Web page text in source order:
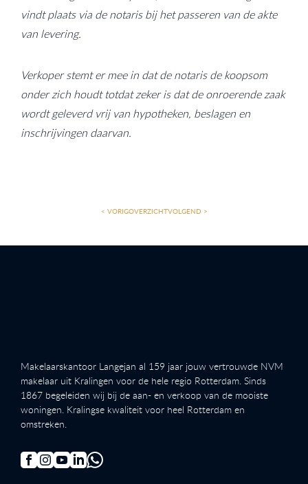
vindt plaats via de notaris bij het passeren van de akte
van levering.
Verkoper stemt er mee in dat de notaris de koopsom
onder zich houdt totdat zeker is dat de onroerende zaak
wordt geleverd vrij van hypotheken, beslagen en
inschrijvingen daarvan.
< VORIGOVERZICHTVOLGEND >
Makelaarskantoor Langejan al 159 jaar jouw vertrouwde NVM
makelaar uit Kralingen voor de hele regio Rotterdam. Sinds
1867 begeleiden wij bij de aan- en verkoop van de mooiste
woningen. Kralingse kwaliteit voor heel Rotterdam en
omstreken.